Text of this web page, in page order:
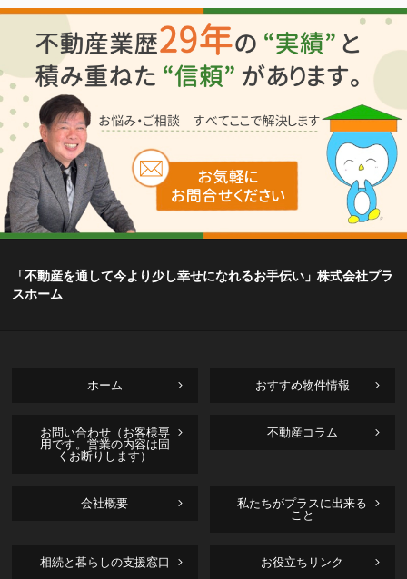
「不動産を通して今より少し幸せになれるお手伝い」株式会社プラ
スホーム
ホーム おすすめ物件情報
お問い合わせ（お客様専
用です。営業の内容は固
くお断りします）
不動産コラム
会社概要
私たちがプラスに出来る
こと
相続と暮らしの支援窓口 お役立ちリンク